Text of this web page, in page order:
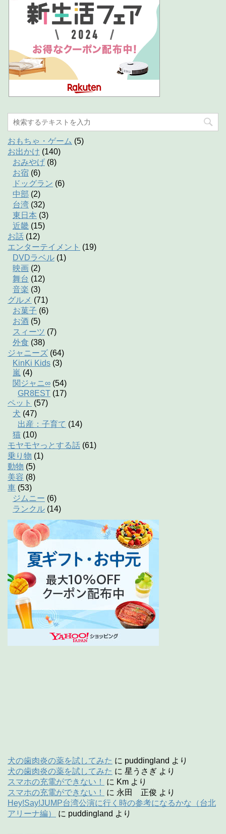
おもちゃ・ゲーム (5)
お出かけ (140)
おみやげ (8)
お宿 (6)
ドッグラン (6)
中部 (2)
台湾 (32)
東日本 (3)
近畿 (15)
お話 (12)
エンターテイメント (19)
DVDラベル (1)
映画 (2)
舞台 (12)
音楽 (3)
グルメ (71)
お菓子 (6)
お酒 (5)
スィーツ (7)
外食 (38)
ジャニーズ (64)
KinKi Kids (3)
嵐 (4)
関ジャニ∞ (54)
GR8EST (17)
ペット (57)
犬 (47)
出産：子育て (14)
猫 (10)
モヤモヤっとする話 (61)
乗り物 (1)
動物 (5)
美容 (8)
車 (53)
ジムニー (6)
ランクル (14)
犬の歯肉炎の薬を試してみた に puddingland より
犬の歯肉炎の薬を試してみた に 星うさぎ より
スマホの充電ができない！
に Km より
スマホの充電ができない！
に 永田 正俊 より
Hey!Say!JUMP台湾公演に行く時の参考になるかな（台北
アリーナ編）
に puddingland より